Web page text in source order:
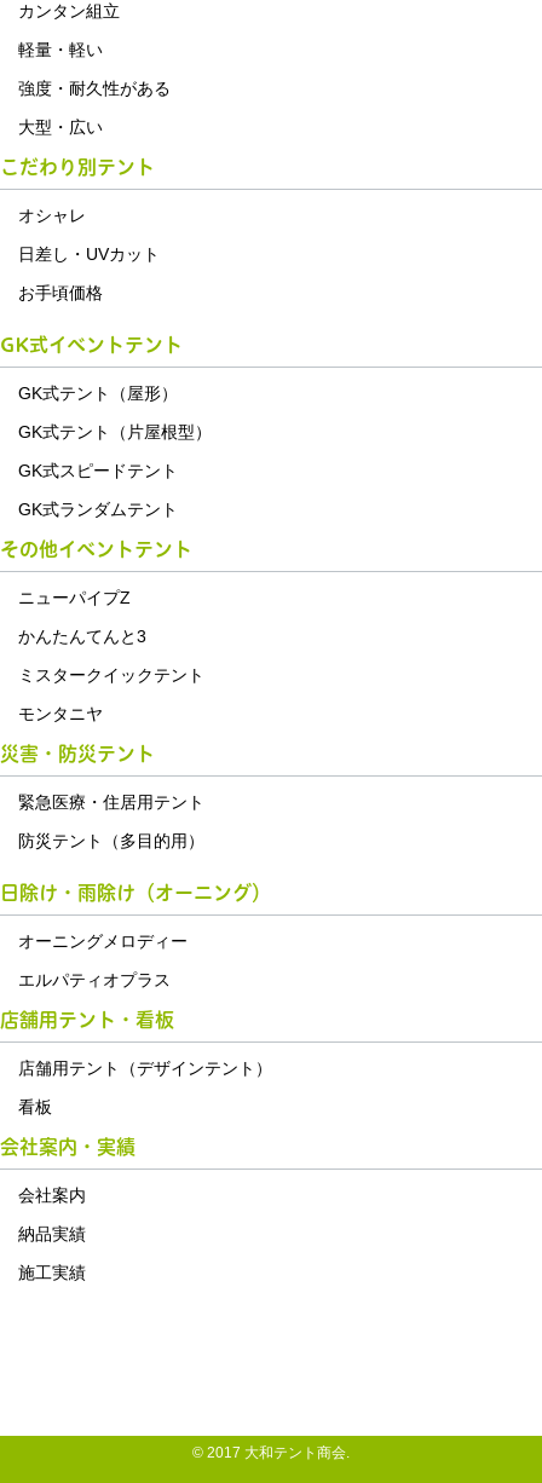
カンタン組立
軽量・軽い
強度・耐久性がある
大型・広い
こだわり別テント
オシャレ
日差し・UVカット
お手頃価格
GK式イベントテント
GK式テント（屋形）
GK式テント（片屋根型）
GK式スピードテント
GK式ランダムテント
その他イベントテント
ニューパイプZ
かんたんてんと3
ミスタークイックテント
モンタニヤ
災害・防災テント
緊急医療・住居用テント
防災テント（多目的用）
日除け・雨除け（オーニング）
オーニングメロディー
エルパティオプラス
店舗用テント・看板
店舗用テント（デザインテント）
看板
会社案内・実績
会社案内
納品実績
施工実績
© 2017 大和テント商会.